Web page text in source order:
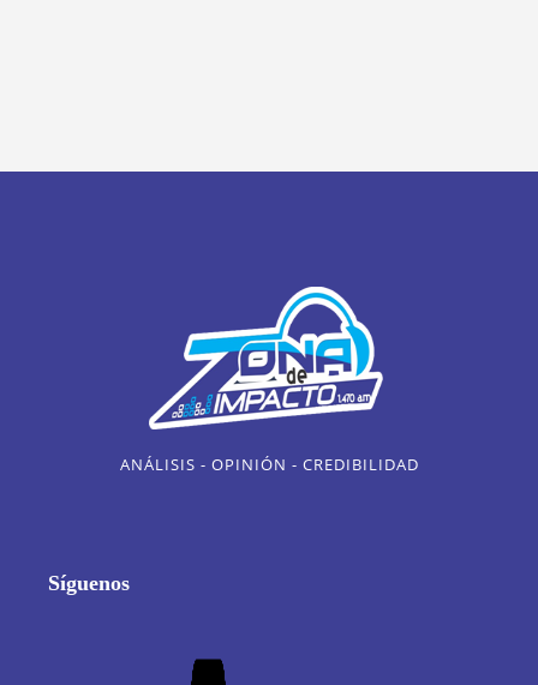
ANÁLISIS - OPINIÓN - CREDIBILIDAD
Síguenos